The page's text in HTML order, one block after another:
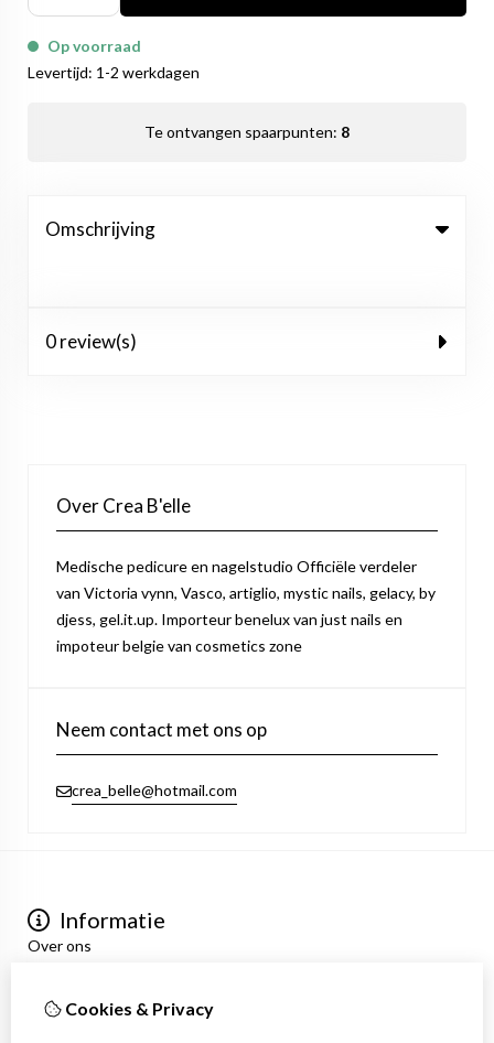
Op voorraad
Levertijd: 1-2 werkdagen
Te ontvangen spaarpunten: 8
Omschrijving
0 review(s)
Over Crea B'elle
Medische pedicure en nagelstudio Officiële verdeler
van Victoria vynn, Vasco, artiglio, mystic nails, gelacy, by
djess, gel.it.up. Importeur benelux van just nails en
impoteur belgie van cosmetics zone
Neem contact met ons op
crea_belle@hotmail.com
Informatie
Over ons
Algemene voorwaarden
Mijn account
Cookies & Privacy